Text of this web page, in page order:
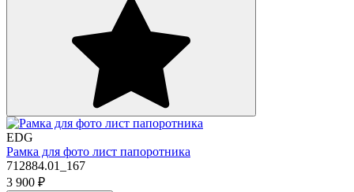
EDG
Рамка для фото лист папоротника
712884.01_167
3 900 ₽